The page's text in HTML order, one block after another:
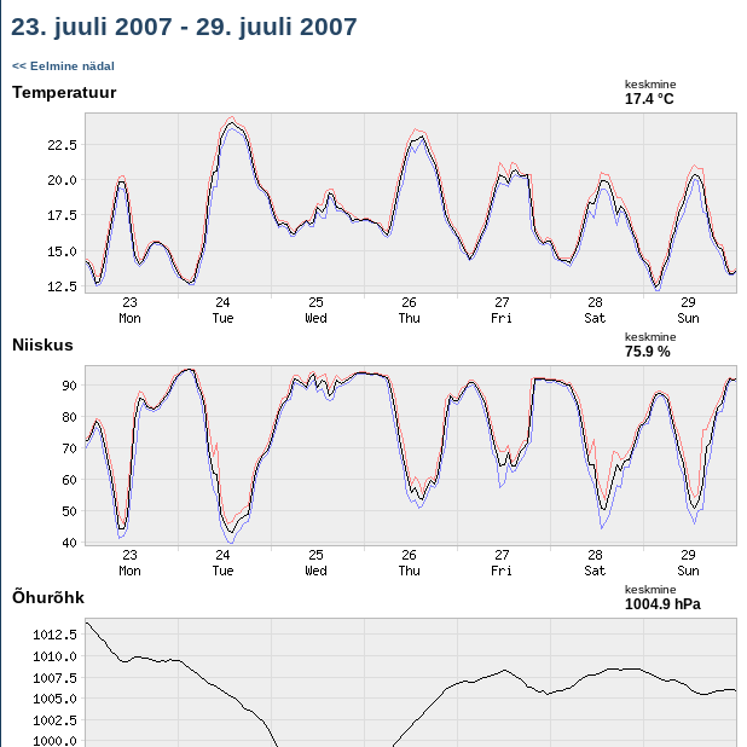
23. juuli 2007 - 29. juuli 2007
<< Eelmine nädal
Temperatuur keskmine
17.4 °C
Niiskus keskmine
75.9 %
Õhurõhk keskmine
1004.9 hPa